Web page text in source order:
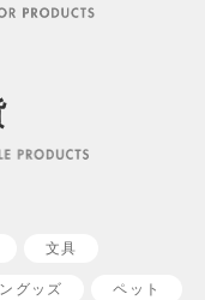
文具
グッズ ペット